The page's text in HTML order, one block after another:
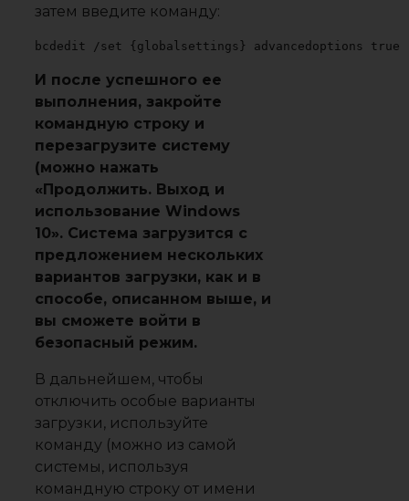
затем введите команду:
bcdedit /set {globalsettings} advancedoptions true
И после успешного ее
выполнения, закройте
командную строку и
перезагрузите систему
(можно нажать
«Продолжить. Выход и
использование Windows
10». Система загрузится с
предложением нескольких
вариантов загрузки, как и в
способе, описанном выше, и
вы сможете войти в
безопасный режим.
В дальнейшем, чтобы
отключить особые варианты
загрузки, используйте
команду (можно из самой
системы, используя
командную строку от имени